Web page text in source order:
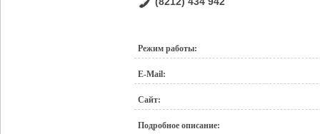
Режим работы:
E-Mail:
Сайт:
Подробное описание: